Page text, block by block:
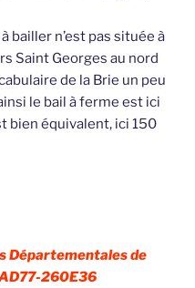
bailler n’est pas située à
Saint Georges au nord
de la Brie un peu
le bail à ferme est ici
bien équivalent, ici 150
Départementales de
260E36